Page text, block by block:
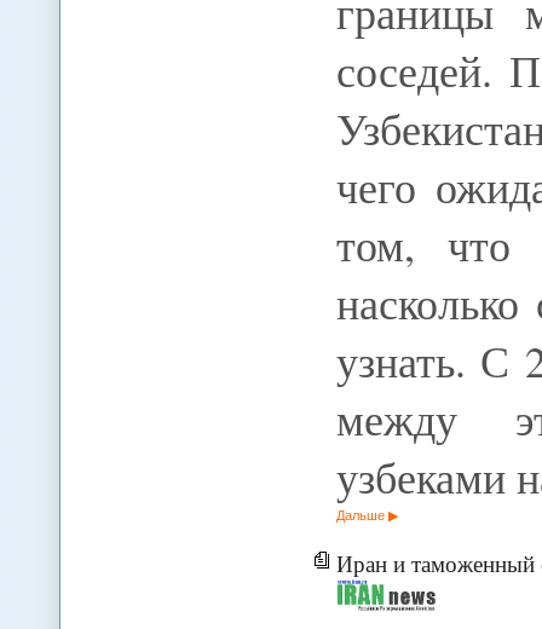
границы
соседей.
чего
том, что
узнать. С
между
узбеками
Дальше
Иран и таможенный